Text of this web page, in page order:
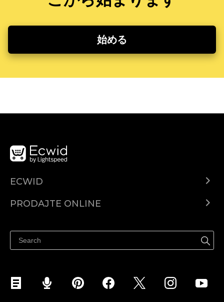
始める
ECWID
PRODAJTE ONLINE